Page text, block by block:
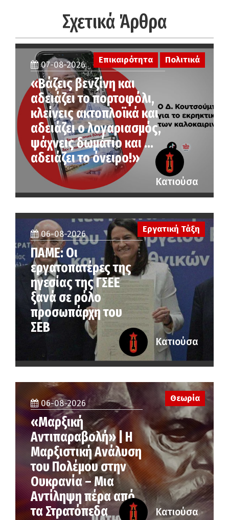
Σχετικά Άρθρα
Επικαιρότητα Πολιτικά
07-08-2026
«Βάζεις βενζίνη και
αδειάζει το πορτοφόλι,
κλείνεις ακτοπλοϊκά και
αδειάζει ο λογαριασμός,
ψάχνεις δωμάτιο και …
αδειάζει το όνειρο!»
Κατιούσα
06-08-2026
ΠΑΜΕ: Οι
εργατοπατέρες της
ηγεσίας της ΓΣΕΕ
ξανά σε ρόλο
προσωπάρχη του
ΣΕΒ
Εργατική Τάξη
Κατιούσα
06-08-2026
«Μαρξική
Αντιπαραβολή» | Η
Μαρξιστική Ανάλυση
του Πολέμου στην
Ουκρανία – Μια
Αντίληψη πέρα από
τα Στρατόπεδα
Θεωρία
Κατιούσα